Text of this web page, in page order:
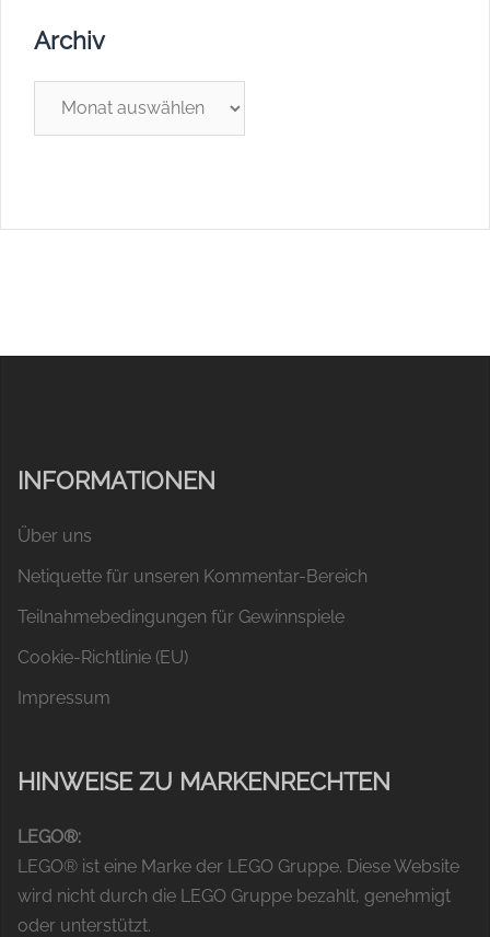
Archiv
INFORMATIONEN
Über uns
Netiquette für unseren Kommentar-Bereich
Teilnahmebedingungen für Gewinnspiele
Cookie-Richtlinie (EU)
Impressum
HINWEISE ZU MARKENRECHTEN
LEGO®:
LEGO® ist eine Marke der LEGO Gruppe. Diese Website
wird nicht durch die LEGO Gruppe bezahlt, genehmigt
oder unterstützt.